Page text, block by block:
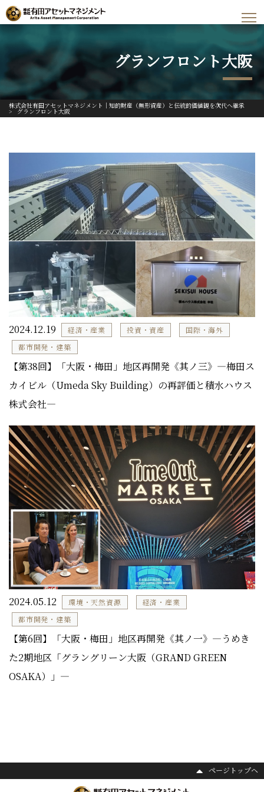
グランフロント大阪
株式会社有田アセットマネジメント｜知的財産（無形資産）と伝統的価値観を次代へ継承
> グランフロント大阪
2024.12.19 経済・産業 投資・資産
国際・海外
都市開発・建築
【第38回】「大阪・梅田」地区再開発《其ノ三》―梅田ス
カイビル（Umeda Sky Building）の再評価と積水ハウス
株式会社―
2024.05.12 環境・天然資源
経済・産業
都市開発・建築
【第6回】「大阪・梅田」地区再開発《其ノ一》―うめき
た2期地区「グラングリーン大阪（GRAND GREEN
OSAKA）」―
ページトップヘ